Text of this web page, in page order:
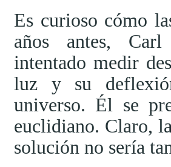
Es curioso cómo
años antes,
intentado medir
luz y su
universo. Él se
euclidiano. Claro,
solución no sería